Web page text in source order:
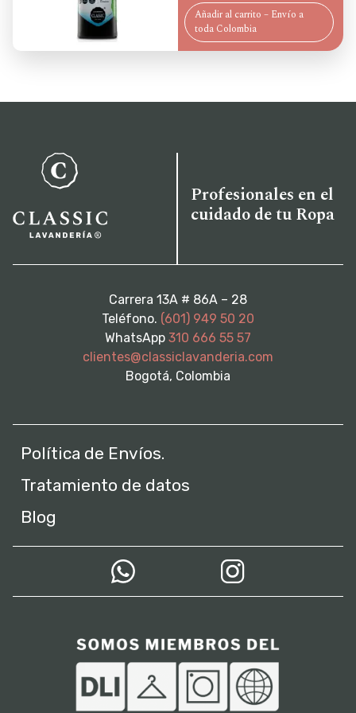
was:
$ 34.300.
is:
$ 27.440.
Añadir al carrito – Envío a
toda Colombia
Profesionales en el
cuidado de tu Ropa
Carrera 13A # 86A – 28
Teléfono. (601) 949 50 20
WhatsApp 310 666 55 57
clientes@classiclavanderia.com
Bogotá, Colombia
Política de Envíos.
Tratamiento de datos
Blog